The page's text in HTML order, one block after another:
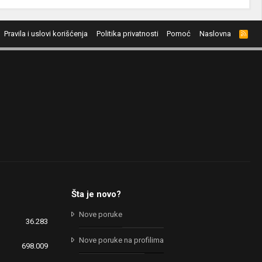
Pravila i uslovi korišćenja Politika privatnosti Pomoć Naslovna
R
S
S
36.283
698.009
Šta je novo?
Nove poruke
Nove poruke na profilima